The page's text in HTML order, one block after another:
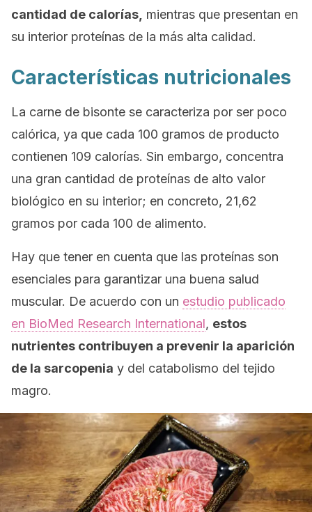
cantidad de calorías, mientras que presentan en
su interior proteínas de la más alta calidad.
Características nutricionales
La carne de bisonte se caracteriza por ser poco
calórica, ya que cada 100 gramos de producto
contienen 109 calorías. Sin embargo, concentra
una gran cantidad de proteínas de alto valor
biológico en su interior; en concreto, 21,62
gramos por cada 100 de alimento.
Hay que tener en cuenta que las proteínas son
esenciales para garantizar una buena salud
muscular. De acuerdo con un estudio publicado
en BioMed Research International, estos
nutrientes contribuyen a prevenir la aparición
de la sarcopenia y del catabolismo del tejido
magro.